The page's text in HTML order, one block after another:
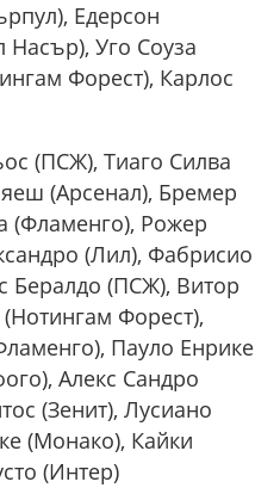
Едерсон
Насър), Уго Соуза
Форест), Карлос
(ПСЖ), Тиаго Силва
(Арсенал), Бремер
(Фламенго), Рожер
(Лил), Фабрисио
Бералдо (ПСЖ), Витор
Форест),
Пауло Енрике
Алекс Сандро
(Зенит), Лусиано
(Монако), Кайки
(Интер)